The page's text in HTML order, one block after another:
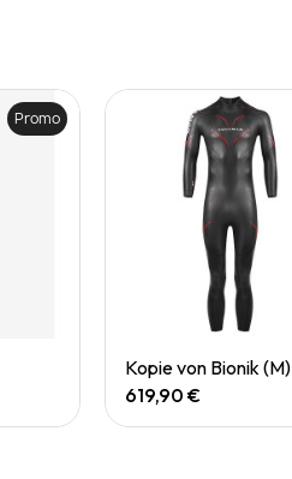
Promo
Quick View
Kopie von Bionik (M)
619,90 €